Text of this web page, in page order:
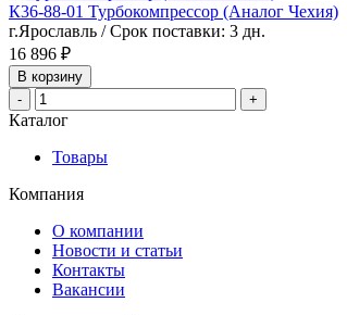
К36-88-01 Турбокомпрессор (Аналог Чехия)
г.Ярославль / Срок поставки: 3 дн.
16 896 ₽
В корзину
-
+
Каталог
Товары
Компания
О компании
Новости и статьи
Контакты
Вакансии